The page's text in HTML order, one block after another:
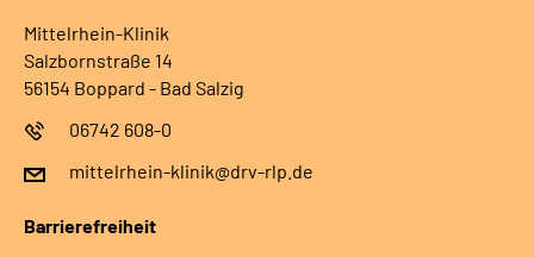
Mittelrhein-Klinik
Salzbornstraße 14
56154 Boppard - Bad Salzig
06742 608-0
mittelrhein-klinik@drv-rlp.de
Barrierefreiheit